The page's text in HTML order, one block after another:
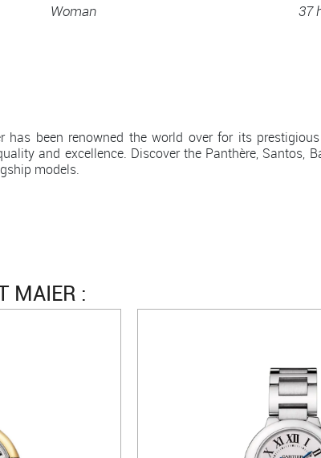
Woman 37
has been renowned the world over for its
and excellence. Discover the Panthère, Santos,
models.
MAIER :